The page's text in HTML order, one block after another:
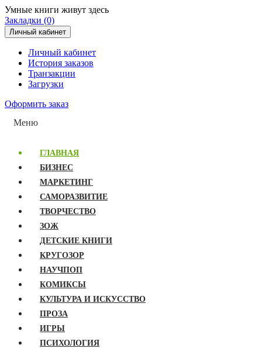
Умные книги живут здесь
Закладки (0)
Личный кабинет
Личный кабинет
История заказов
Транзакции
Загрузки
Оформить заказ
Меню
ГЛАВНАЯ
БИЗНЕС
МАРКЕТИНГ
САМОРАЗВИТИЕ
ТВОРЧЕСТВО
ЗОЖ
ДЕТСКИЕ КНИГИ
КРУГОЗОР
НАУЧПОП
КОМИКСЫ
КУЛЬТУРА И ИСКУССТВО
ПРОЗА
ИГРЫ
ПСИХОЛОГИЯ